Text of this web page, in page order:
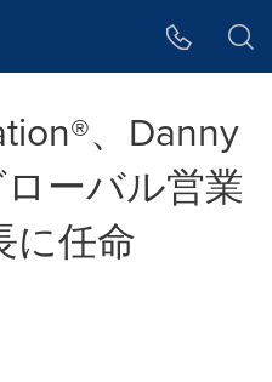
、Danny
ーバル営業
に任命